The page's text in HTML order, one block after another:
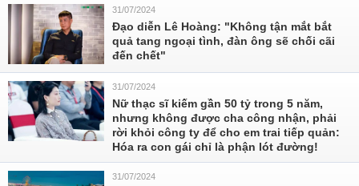
31/07/2024
Đạo diễn Lê Hoàng: "Không tận mắt bắt
quả tang ngoại tình, đàn ông sẽ chối cãi
đến chết"
31/07/2024
Nữ thạc sĩ kiếm gần 50 tỷ trong 5 năm,
nhưng không được cha công nhận, phải
rời khỏi công ty để cho em trai tiếp quản:
Hóa ra con gái chỉ là phận lót đường!
31/07/2024